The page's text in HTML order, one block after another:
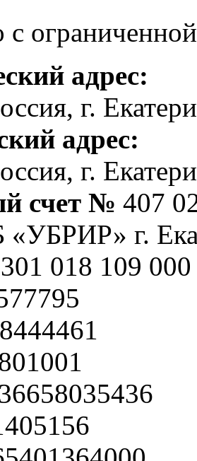
адрес:
г.
адрес:
г.
счет № 407
г.
301 018 109